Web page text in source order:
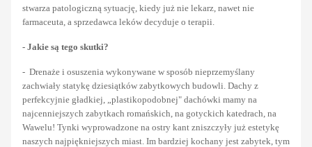
stwarza patologiczną sytuację, kiedy już nie lekarz, nawet nie
farmaceuta, a sprzedawca leków decyduje o terapii.
- Jakie są tego skutki?
- Drenaże i osuszenia wykonywane w sposób nieprzemyślany
zachwiały statykę dziesiątków zabytkowych budowli. Dachy z
perfekcyjnie gładkiej, „plastikopodobnej" dachówki mamy na
najcenniejszych zabytkach romańskich, na gotyckich katedrach, na
Wawelu! Tynki wyprowadzone na ostry kant zniszczyły już estetykę
naszych najpiękniejszych miast. Im bardziej kochany jest zabytek, tym